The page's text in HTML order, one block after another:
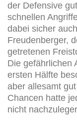
der Defensive
schnellen
dabei sicher
Freudenberger,
getretenen
Die gefährlichen
ersten Hälfte
aber allesamt
Chancen hatte
nicht